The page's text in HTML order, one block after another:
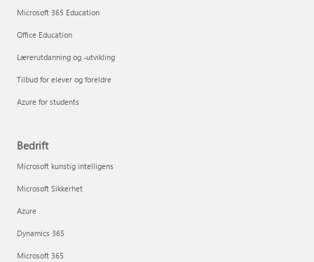
Microsoft 365 Education
Office Education
Lærerutdanning og -utvikling
Tilbud for elever og foreldre
Azure for students
Bedrift
Microsoft kunstig intelligens
Microsoft Sikkerhet
Azure
Dynamics 365
Microsoft 365